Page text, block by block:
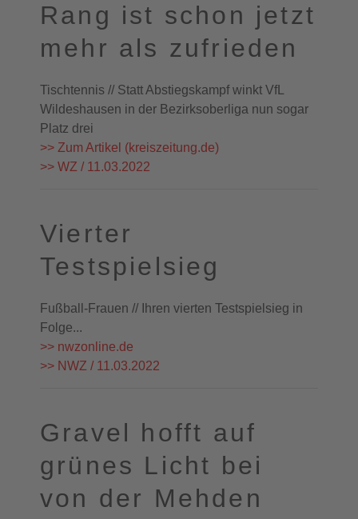
Rang ist schon jetzt
mehr als zufrieden
Tischtennis // Statt Abstiegskampf winkt VfL
Wildeshausen in der Bezirksoberliga nun sogar
Platz drei
>> Zum Artikel (kreiszeitung.de)
>> WZ / 11.03.2022
Vierter
Testspielsieg
Fußball-Frauen // Ihren vierten Testspielsieg in
Folge...
>> nwzonline.de
>> NWZ / 11.03.2022
Gravel hofft auf
grünes Licht bei
von der Mehden